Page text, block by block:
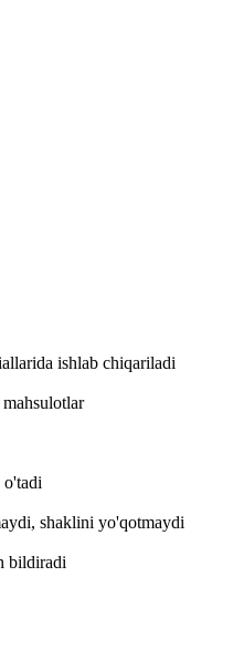
ishlab chiqariladi
o'tadi
shaklini yo'qotmaydi
bildiradi